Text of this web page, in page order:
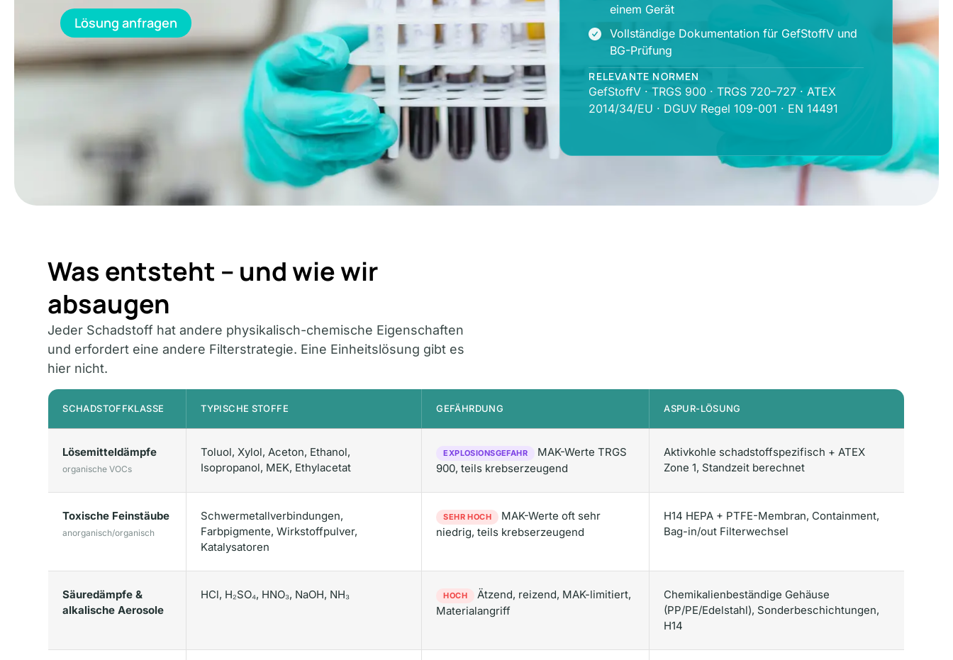
Lösung anfragen
einem Gerät
Vollständige Dokumentation für GefStoffV und
BG-Prüfung
RELEVANTE NORMEN
GefStoffV · TRGS 900 · TRGS 720–727 · ATEX
2014/34/EU · DGUV Regel 109-001 · EN 14491
Was entsteht – und wie wir
absaugen
Jeder Schadstoff hat andere physikalisch-chemische Eigenschaften
und erfordert eine andere Filterstrategie. Eine Einheitslösung gibt es
hier nicht.
SCHADSTOFFKLASSE TYPISCHE STOFFE GEFÄHRDUNG ASPUR-LÖSUNG
Lösemitteldämpfe
organische VOCs
Toluol, Xylol, Aceton, Ethanol,
Isopropanol, MEK, Ethylacetat
EXPLOSIONSGEFAHR
MAK-Werte TRGS
900, teils krebserzeugend
Aktivkohle schadstoffspezifisch + ATEX
Zone 1, Standzeit berechnet
Toxische Feinstäube
anorganisch/organisch
Schwermetallverbindungen,
Farbpigmente, Wirkstoffpulver,
Katalysatoren
SEHR HOCH
MAK-Werte oft sehr
niedrig, teils krebserzeugend
H14 HEPA + PTFE-Membran, Containment,
Bag-in/out Filterwechsel
Säuredämpfe &
alkalische Aerosole
HCl, H₂SO₄, HNO₃, NaOH, NH₃ HOCH
Ätzend, reizend, MAK-limitiert,
Materialangriff
Chemikalienbeständige Gehäuse
(PP/PE/Edelstahl), Sonderbeschichtungen,
H14